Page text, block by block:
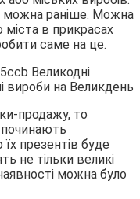
можна раніше. Можна
в прикрасах
саме на це.
продажу, то
починають
їх презентів буде
не тільки великі
можна було